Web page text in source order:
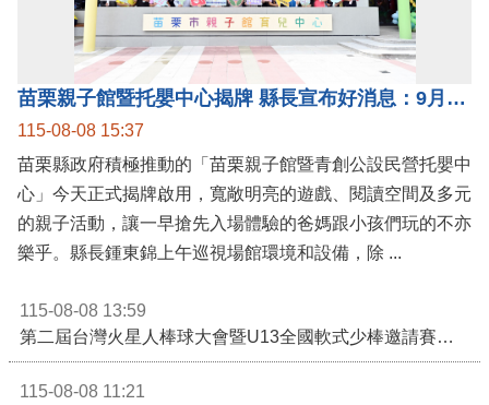
苗栗親子館暨托嬰中心揭牌 縣長宣布好消息：9月1日起調降臨時托嬰費用
115-08-08 15:37
苗栗縣政府積極推動的「苗栗親子館暨青創公設民營托嬰中
心」今天正式揭牌啟用，寬敞明亮的遊戲、閱讀空間及多元
的親子活動，讓一早搶先入場體驗的爸媽跟小孩們玩的不亦
115-08-08 13:59
115-08-08 11:21